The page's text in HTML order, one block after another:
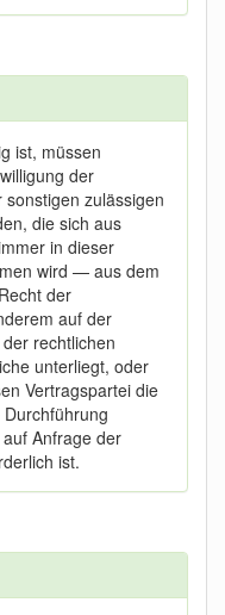
ist, müssen
der
zulässigen
die sich aus
in dieser
wird — aus dem
der
auf der
rechtlichen
unterliegt, oder
Vertragspartei die
Anfrage der
ist.